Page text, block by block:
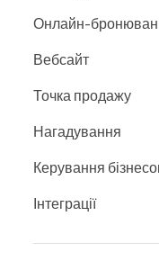
Онлайн-
Вебсайт
Точка продажу
Нагадування
Керування
Інтеграції